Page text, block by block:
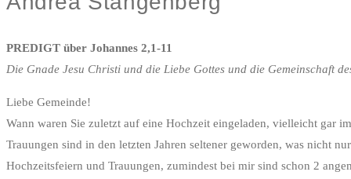
PREDIGT über Johannes 2,1-11
Die Gnade Jesu Christi und die Liebe Gottes und die Gemeinschaft
Liebe Gemeinde!
Wann waren Sie zuletzt auf eine Hochzeit eingeladen, vielleicht gar
Trauungen sind in den letzten Jahren seltener geworden, was nicht
Hochzeitsfeiern und Trauungen, zumindest bei mir sind schon 2